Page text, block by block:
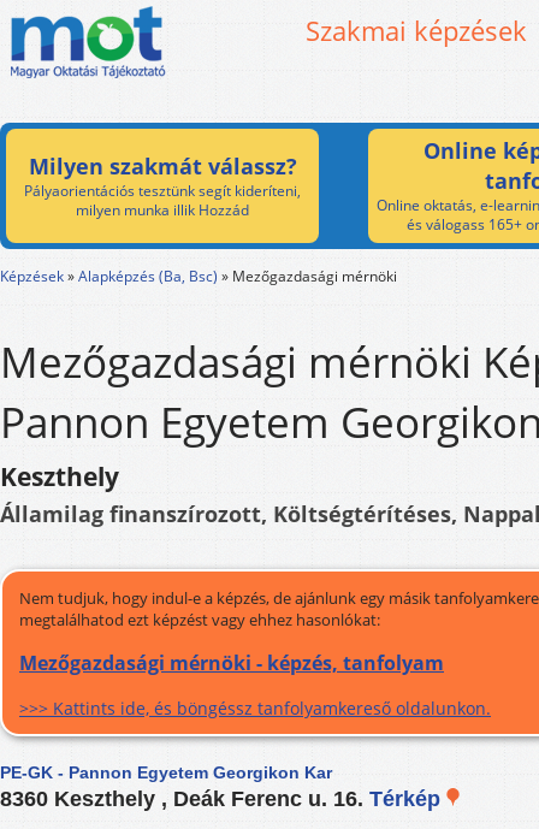
Szakmai képzések
Milyen szakmát válassz?
Pályaorientációs tesztünk segít kideríteni,
milyen munka illik Hozzád
Online
Online oktatás, e-
és válogass 165+
Képzések»Alapképzés (Ba, Bsc) » Mezőgazdasági mérnöki
Mezőgazdasági mérnöki
Pannon Egyetem
Keszthely
Államilag finanszírozott, Költségtérítéses,
Nem tudjuk, hogy indul-e a képzés, de ajánlunk egy másik
megtalálhatod ezt képzést vagy ehhez hasonlókat:
Mezőgazdasági mérnöki - képzés, tanfolyam
>>> Kattints ide, és böngéssz tanfolyamkereső oldalunkon.
PE-GK - Pannon Egyetem Georgikon Kar
8360 Keszthely , Deák Ferenc u. 16. Térkép